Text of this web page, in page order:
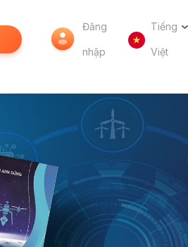
Đăng
nhập
Tiếng
Việt